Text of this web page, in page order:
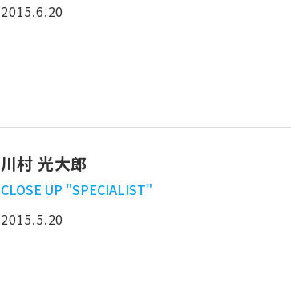
2015.6.20
川村 光大郎
CLOSE UP "SPECIALIST"
2015.5.20